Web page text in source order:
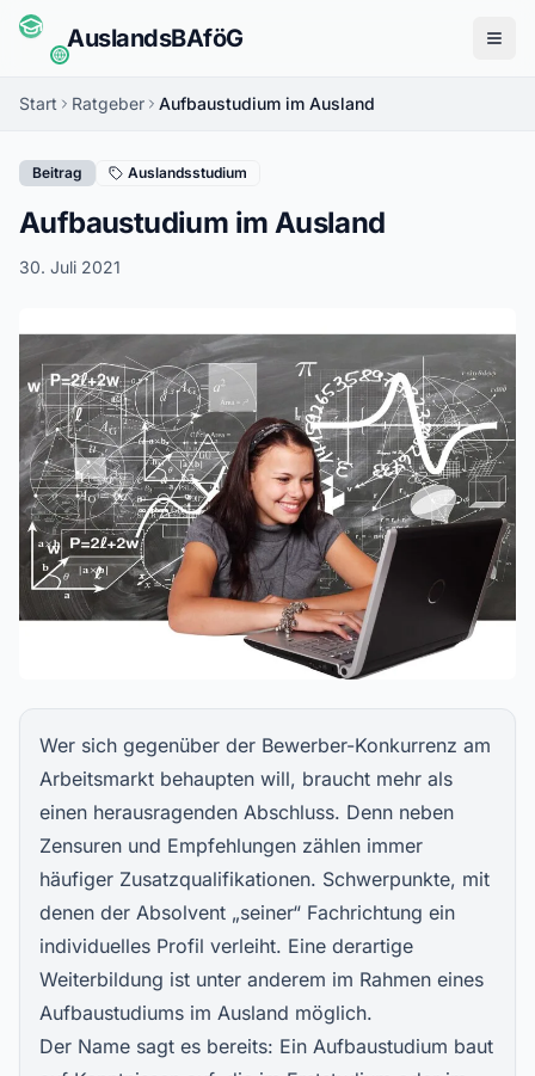
AuslandsBAföG
Start Ratgeber Aufbaustudium im Ausland
Beitrag Auslandsstudium
Aufbaustudium im Ausland
30. Juli 2021
Wer sich gegenüber der Bewerber-Konkurrenz am
Arbeitsmarkt behaupten will, braucht mehr als
einen herausragenden Abschluss. Denn neben
Zensuren und Empfehlungen zählen immer
häufiger Zusatzqualifikationen. Schwerpunkte, mit
denen der Absolvent „seiner“ Fachrichtung ein
individuelles Profil verleiht. Eine derartige
Weiterbildung ist unter anderem im Rahmen eines
Aufbaustudiums im Ausland möglich.
Der Name sagt es bereits: Ein Aufbaustudium baut